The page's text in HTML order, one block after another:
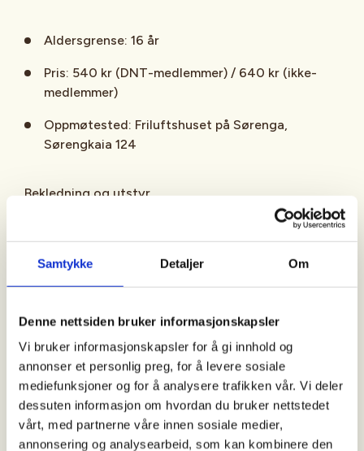
Samtykke Detaljer Om
Denne nettsiden bruker informasjonskapsler
Vi bruker informasjonskapsler for å gi innhold og
annonser et personlig preg, for å levere sosiale
mediefunksjoner og for å analysere trafikken vår. Vi deler
dessuten informasjon om hvordan du bruker nettstedet
vårt, med partnerne våre innen sosiale medier,
annonsering og analysearbeid, som kan kombinere den
Aldersgrense: 16 år
Pris: 540 kr (DNT-medlemmer) / 640 kr (ikke-
medlemmer)
Oppmøtested: Friluftshuset på Sørenga,
Sørengkaia 124
Bekledning og utstyr
Tilpass bekledningen etter været. Aktuelle plagg:
Ulltrøye
Tynn vindtett jakke
Buff eller annen halsbeskyttelse
Caps og solbriller
Solkrem